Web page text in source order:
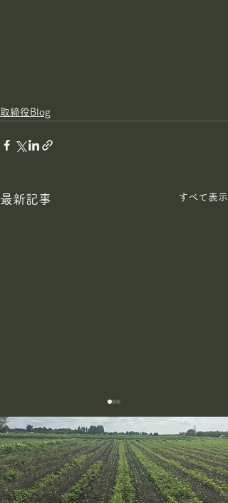
取締役Blog
最新記事 すべて表示